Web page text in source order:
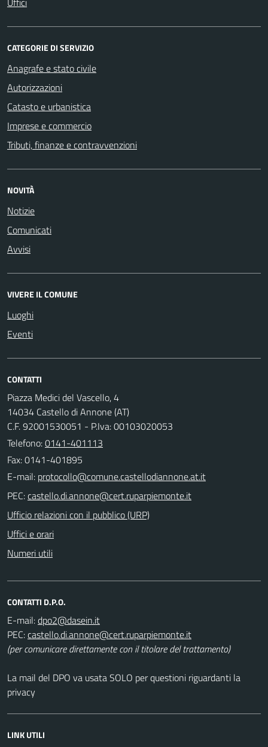
CATEGORIE DI SERVIZIO
Anagrafe e stato civile
Autorizzazioni
Catasto e urbanistica
Imprese e commercio
Tributi, finanze e contravvenzioni
NOVITÀ
Notizie
Comunicati
Avvisi
VIVERE IL COMUNE
Luoghi
Eventi
CONTATTI
Piazza Medici del Vascello, 4
14034 Castello di Annone (AT)
C.F. 92001530051 - P.Iva: 00103020053
Telefono:0141-401113
Fax: 0141-401895
E-mail:
PEC:
Ufficio relazioni con il pubblico (URP)
Uffici e orari
Numeri utili
CONTATTI D.P.O.
E-mail:
PEC:
(per comunicare direttamente con il titolare del trattamento)
La mail del DPO va usata SOLO per questioni riguardanti la
privacy
LINK UTILI